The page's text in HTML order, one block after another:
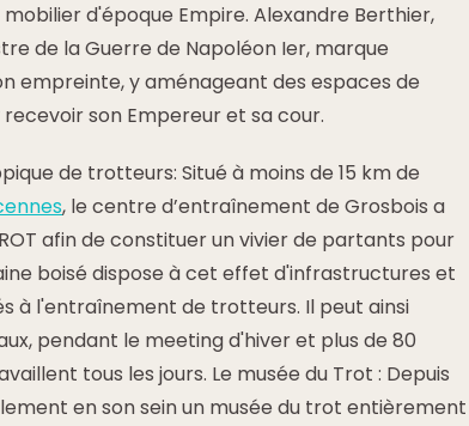
d'époque Empire. Alexandre Berthier,
de la Guerre de Napoléon Ier, marque
empreinte, y aménageant des espaces de
son Empereur et sa cour.
de trotteurs: Situé à moins de 15 km de
, le centre d’entraînement de Grosbois a
afin de constituer un vivier de partants pour
boisé dispose à cet effet d'infrastructures et
à l'entraînement de trotteurs. Il peut ainsi
pendant le meeting d'hiver et plus de 80
tous les jours. Le musée du Trot : Depuis
en son sein un musée du trot entièrement